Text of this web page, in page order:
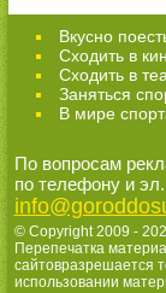
Вкусно
Сходить в
Cходить в
Заняться
В мире
По вопросам
по телефону и
© Copyright 2009 -
Перепечатка
сайтовразрешается
использовании